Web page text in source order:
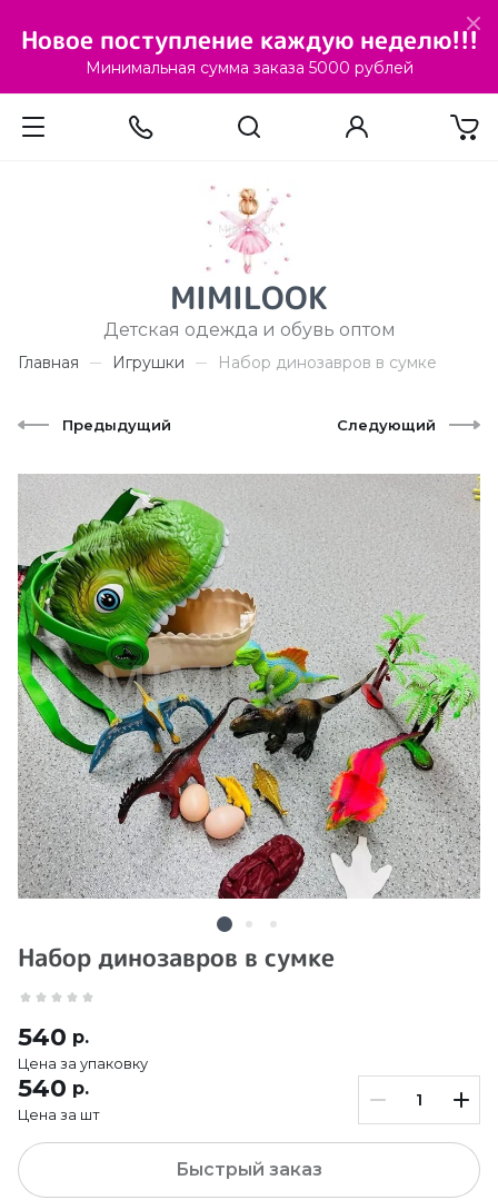
Новое поступление каждую неделю!!!
Минимальная сумма заказа 5000 рублей
MIMILOOK
Детская одежда и обувь оптом
Главная Игрушки Набор динозавров в сумке
Предыдущий Следующий
Набор динозавров в сумке
540 р.
Цена за упаковку
540 р.
Цена за шт
Быстрый заказ